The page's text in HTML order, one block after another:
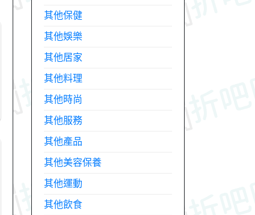
其他保健
其他娛樂
其他居家
其他料理
其他時尚
其他服務
其他產品
其他美容保養
其他運動
其他飲食